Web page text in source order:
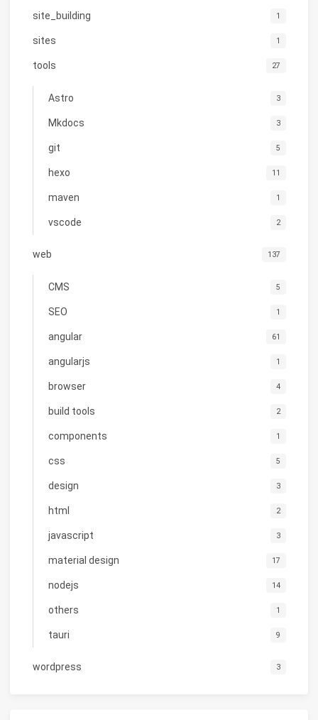
site_building 1
sites 1
tools 27
Astro 3
Mkdocs 3
git 5
hexo 11
maven 1
vscode 2
web 137
CMS 5
SEO 1
angular 61
angularjs 1
browser 4
build tools 2
components 1
css 5
design 3
html 2
javascript 3
material design 17
nodejs 14
others 1
tauri 9
wordpress 3